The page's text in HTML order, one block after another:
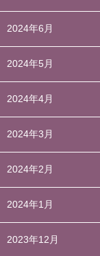
2024年6月
2024年5月
2024年4月
2024年3月
2024年2月
2024年1月
2023年12月